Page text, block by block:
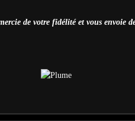
de votre fidélité et vous envoie